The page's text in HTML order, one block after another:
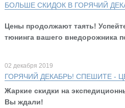
БОЛЬШЕ СКИДОК В ГОРЯЧИЙ
Цены продолжают таять!
тюнинга вашего внедорожника
02 декабря 2019
ГОРЯЧИЙ ДЕКАБРЬ! СПЕШИТЕ -
Жаркие скидки на
Вы ждали!